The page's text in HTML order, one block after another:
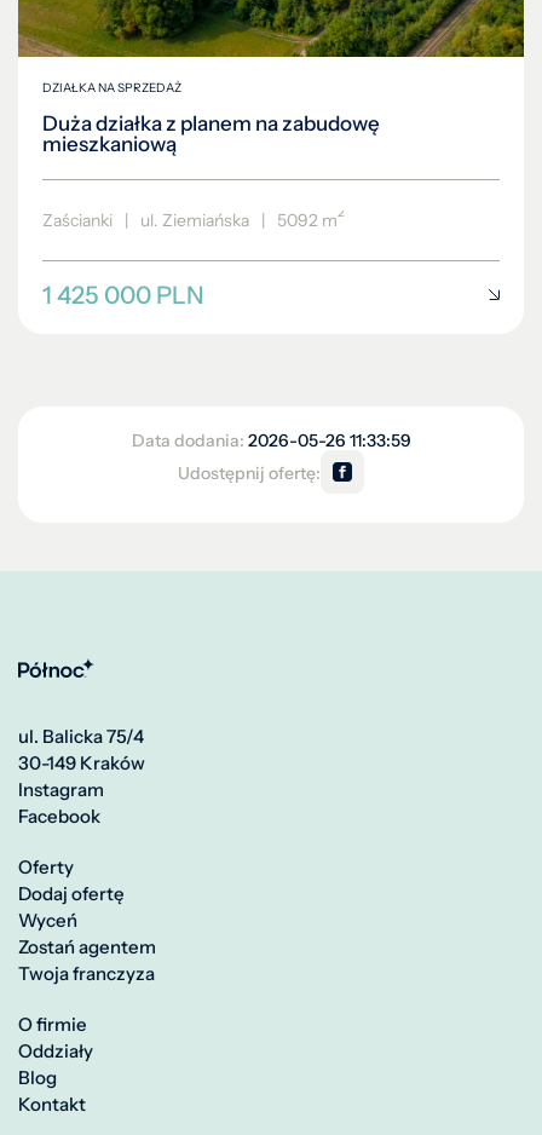
DZIAŁKA NA SPRZEDAŻ
Duża działka z planem na zabudowę
mieszkaniową
Zaścianki | ul. Ziemiańska | 5092 m2
1 425 000 PLN
Data dodania: 2026-05-26 11:33:59
Udostępnij ofertę:
ul. Balicka 75/4
30-149 Kraków
Instagram
Facebook
Oferty
Dodaj ofertę
Wyceń
Zostań agentem
Twoja franczyza
O firmie
Oddziały
Blog
Kontakt